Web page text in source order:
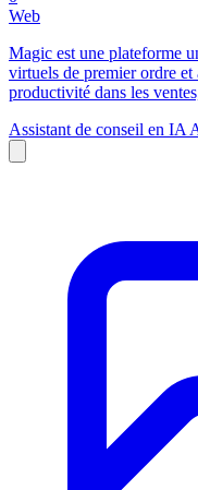
Web
Magic est une plateforme
virtuels de premier ordre
productivité dans les
Assistant de conseil en IA